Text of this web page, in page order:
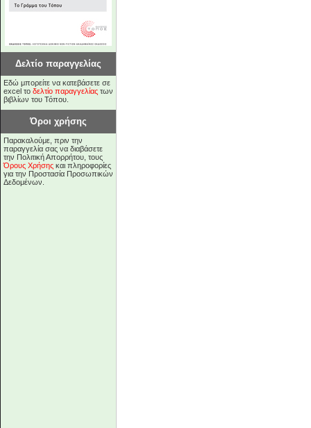
Δελτίο παραγγελίας
Εδώ μπορείτε να κατεβάσετε σε
excel το δελτίο παραγγελίας των
βιβλίων του Τόπου.
Όροι χρήσης
Παρακαλούμε, πριν την
παραγγελία σας να διαβάσετε
την Πολιτική Απορρήτου, τους
Όρους Χρήσης και πληροφορίες
για την Προστασία Προσωπικών
Δεδομένων.